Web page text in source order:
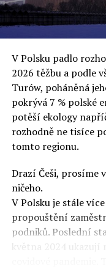
uvěří a nebudou se
Ziemkiewicz,
dodal: „Když se
podařilo prodat na
000 euro, bylo to
velký úspěch. Za
milionu euro, což
komentováno jako
kontrolorů činnosti
praní peněz či jinou
Tuskova čísla jsou
Ziemkiewicz. „Ve
Tusk tvrdil, že za
prodalo 600 000 víz
vytvořena
ale pouze na to, že
prostřednictvím
V Polsku padlo
2026 těžbu a podle
Turów, poháněná
pokrývá 7 % polské
potěší ekology
rozhodně ne tisíce
tomto regionu.
Drazí Češi, prosíme
ničeho.
V Polsku je stále
propouštění
podniků. Poslední
května 2024 ukazují